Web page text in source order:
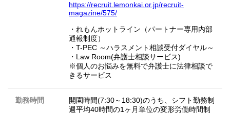
https://recruit.lemonkai.or.jp/recruit-
magazine/575/
・れもんホットライン（パートナー専用内部
通報制度）
・T-PEC ～ハラスメント相談受付ダイヤル～
・Law Room(弁護士相談サービス)
※個人のお悩みを無料で弁護士に法律相談で
きるサービス
勤務時間
開園時間(7:30～18:30)のうち、シフト勤務制
週平均40時間の1ヶ月単位の変形労働時間制